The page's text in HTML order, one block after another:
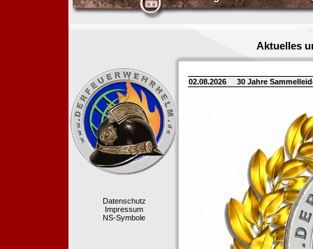
Aktuelles
Datenschutz
Impressum
NS-Symbole
02.08.2026 30 Jahre